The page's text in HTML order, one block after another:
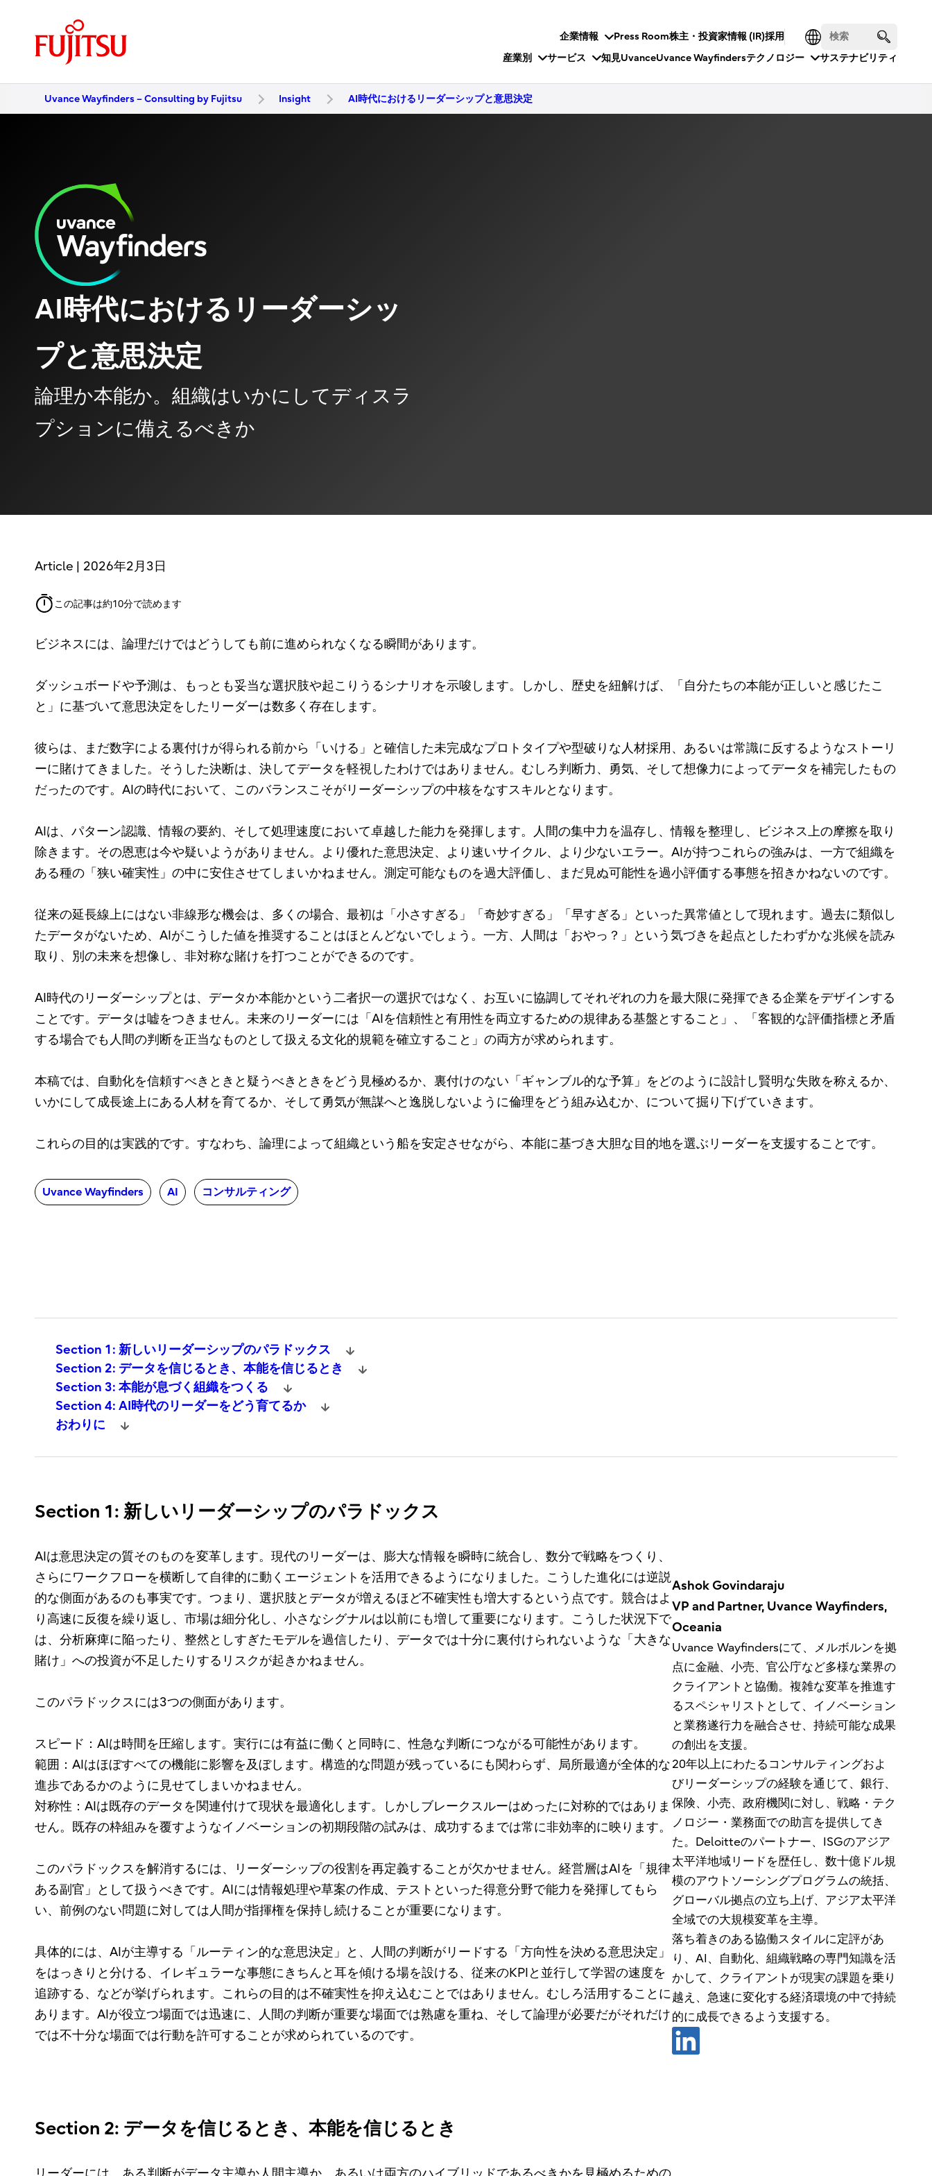
企業情報 Press Room株主・投資家情報 (IR)採用
産業別
サービス 知見UvanceUvance Wayfindersテクノロジー サステナビリティ
Uvance Wayfinders – Consulting by Fujitsu Insight AI時代におけるリーダーシップと意思決定
AI時代におけるリーダーシッ
プと意思決定
論理か本能か。組織はいかにしてディスラ
プションに備えるべきか
Article | 2026年2月3日
この記事は約10分で読めます
ビジネスには、論理だけではどうしても前に進められなくなる瞬間があります。
ダッシュボードや予測は、もっとも妥当な選択肢や起こりうるシナリオを示唆します。しかし、歴史を紐解けば、「自分たちの本能が正しいと感じたこ
と」に基づいて意思決定をしたリーダーは数多く存在します。
彼らは、まだ数字による裏付けが得られる前から「いける」と確信した未完成なプロトタイプや型破りな人材採用、あるいは常識に反するようなストーリ
ーに賭けてきました。そうした決断は、決してデータを軽視したわけではありません。むしろ判断力、勇気、そして想像力によってデータを補完したもの
だったのです。AIの時代において、このバランスこそがリーダーシップの中核をなすスキルとなります。
AIは、パターン認識、情報の要約、そして処理速度において卓越した能力を発揮します。人間の集中力を温存し、情報を整理し、ビジネス上の摩擦を取り
除きます。その恩恵は今や疑いようがありません。より優れた意思決定、より速いサイクル、より少ないエラー。AIが持つこれらの強みは、一方で組織を
ある種の「狭い確実性」の中に安住させてしまいかねません。測定可能なものを過大評価し、まだ見ぬ可能性を過小評価する事態を招きかねないのです。
従来の延長線上にはない非線形な機会は、多くの場合、最初は「小さすぎる」「奇妙すぎる」「早すぎる」といった異常値として現れます。過去に類似し
たデータがないため、AIがこうした値を推奨することはほとんどないでしょう。一方、人間は「おやっ？」という気づきを起点としたわずかな兆候を読み
取り、別の未来を想像し、非対称な賭けを打つことができるのです。
AI時代のリーダーシップとは、データか本能かという二者択一の選択ではなく、お互いに協調してそれぞれの力を最大限に発揮できる企業をデザインする
ことです。データは嘘をつきません。未来のリーダーには「AIを信頼性と有用性を両立するための規律ある基盤とすること」、「客観的な評価指標と矛盾
する場合でも人間の判断を正当なものとして扱える文化的規範を確立すること」の両方が求められます。
本稿では、自動化を信頼すべきときと疑うべきときをどう見極めるか、裏付けのない「ギャンブル的な予算」をどのように設計し賢明な失敗を称えるか、
いかにして成長途上にある人材を育てるか、そして勇気が無謀へと逸脱しないように倫理をどう組み込むか、について掘り下げていきます。
これらの目的は実践的です。すなわち、論理によって組織という船を安定させながら、本能に基づき大胆な目的地を選ぶリーダーを支援することです。
Uvance Wayfinders AI コンサルティング
Section 1: 新しいリーダーシップのパラドックス
Section 2: データを信じるとき、本能を信じるとき
Section 3: 本能が息づく組織をつくる
Section 4: AI時代のリーダーをどう育てるか
おわりに
Section 1: 新しいリーダーシップのパラドックス
AIは意思決定の質そのものを変革します。現代のリーダーは、膨大な情報を瞬時に統合し、数分で戦略をつくり、
さらにワークフローを横断して自律的に動くエージェントを活用できるようになりました。こうした進化には逆説
的な側面があるのも事実です。つまり、選択肢とデータが増えるほど不確実性も増大するという点です。競合はよ
り高速に反復を繰り返し、市場は細分化し、小さなシグナルは以前にも増して重要になります。こうした状況下で
は、分析麻痺に陥ったり、整然としすぎたモデルを過信したり、データでは十分に裏付けられないような「大きな
賭け」への投資が不足したりするリスクが起きかねません。
このパラドックスには3つの側面があります。
スピード：AIは時間を圧縮します。実行には有益に働くと同時に、性急な判断につながる可能性があります。
範囲：AIはほぼすべての機能に影響を及ぼします。構造的な問題が残っているにも関わらず、局所最適が全体的な
進歩であるかのように見せてしまいかねません。
対称性：AIは既存のデータを関連付けて現状を最適化します。しかしブレークスルーはめったに対称的ではありま
せん。既存の枠組みを覆すようなイノベーションの初期段階の試みは、成功するまでは常に非効率的に映ります。
このパラドックスを解消するには、リーダーシップの役割を再定義することが欠かせません。経営層はAIを「規律
ある副官」として扱うべきです。AIには情報処理や草案の作成、テストといった得意分野で能力を発揮してもら
い、前例のない問題に対しては人間が指揮権を保持し続けることが重要になります。
具体的には、AIが主導する「ルーティン的な意思決定」と、人間の判断がリードする「方向性を決める意思決定」
をはっきりと分ける、イレギュラーな事態にきちんと耳を傾ける場を設ける、従来のKPIと並行して学習の速度を
追跡する、などが挙げられます。これらの目的は不確実性を抑え込むことではありません。むしろ活用することに
あります。AIが役立つ場面では迅速に、人間の判断が重要な場面では熟慮を重ね、そして論理が必要だがそれだけ
では不十分な場面では行動を許可することが求められているのです。
Section 2: データを信じるとき、本能を信じるとき
Ashok Govindaraju
VP and Partner, Uvance Wayfinders,
Oceania
Uvance Wayfindersにて、メルボルンを拠
点に金融、小売、官公庁など多様な業界の
クライアントと協働。複雑な変革を推進す
るスペシャリストとして、イノベーション
と業務遂行力を融合させ、持続可能な成果
の創出を支援。
20年以上にわたるコンサルティングおよ
びリーダーシップの経験を通じて、銀行、
保険、小売、政府機関に対し、戦略・テク
ノロジー・業務面での助言を提供してき
た。Deloitteのパートナー、ISGのアジア
太平洋地域リードを歴任し、数十億ドル規
模のアウトソーシングプログラムの統括、
グローバル拠点の立ち上げ、アジア太平洋
全域での大規模変革を主導。
落ち着きのある協働スタイルに定評があ
り、AI、自動化、組織戦略の専門知識を活
かして、クライアントが現実の課題を乗り
越え、急速に変化する経済環境の中で持続
的に成長できるよう支援する。